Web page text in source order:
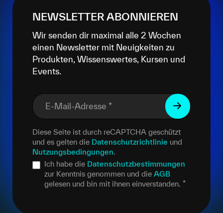
NEWSLETTER ABONNIEREN
Wir senden dir maximal alle 2 Wochen
einen Newsletter mit Neuigkeiten zu
Produkten, Wissenswertes, Kursen und
Events.
E-Mail-Adresse *
Diese Seite ist durch reCAPTCHA geschützt
und es gelten die Datenschutzrichtlinie und
Nutzungsbedingungen.
Ich habe die Datenschutzbestimmungen
zur Kenntnis genommen und die AGB
gelesen und bin mit ihnen einverstanden. *